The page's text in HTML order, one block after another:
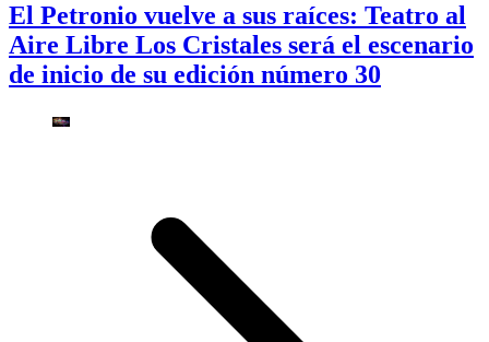
El Petronio vuelve a sus raíces: Teatro al
Aire Libre Los Cristales será el escenario
de inicio de su edición número 30